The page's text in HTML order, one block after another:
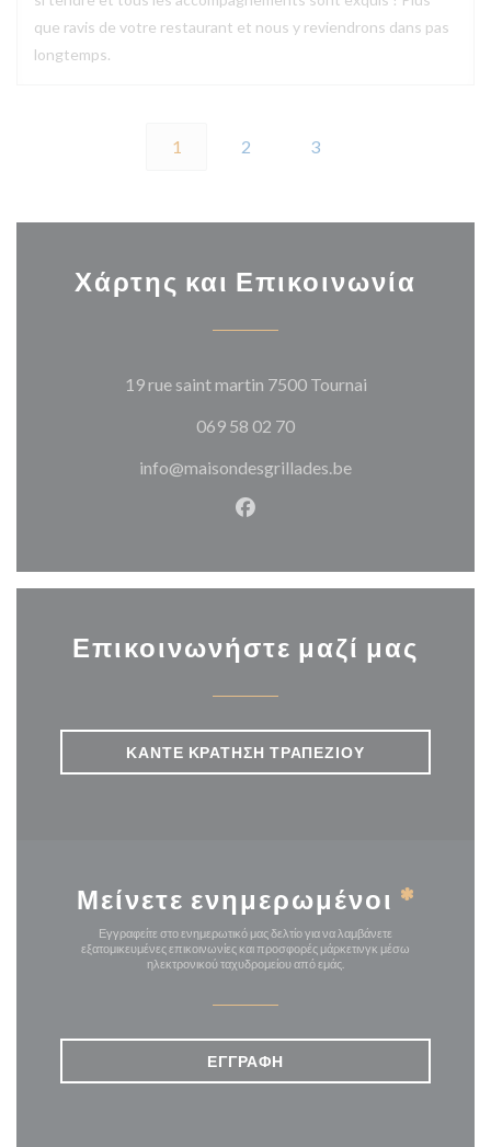
que ravis de votre restaurant et nous y reviendrons dans pas
longtemps.
1 2 3
Χάρτης και Επικοινωνία
19 rue saint martin 7500 Tournai((ανοίγει σε
069 58 02 70
info@maisondesgrillades.be
Facebook ((ανοίγει σε νέο
Επικοινωνήστε μαζί μας
ΚΆΝΤΕ ΚΡΆΤΗΣΗ ΤΡΑΠΕΖΙΟΎ
Μείνετε ενημερωμένοι *
Εγγραφείτε στο ενημερωτικό μας δελτίο για να λαμβάνετε
εξατομικευμένες επικοινωνίες και προσφορές μάρκετινγκ μέσω
ηλεκτρονικού ταχυδρομείου από εμάς.
ΕΓΓΡΑΦΉ